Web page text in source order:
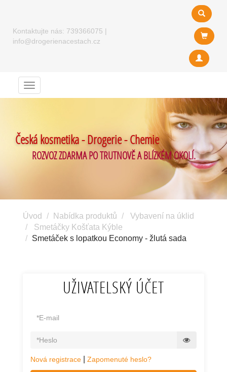
Kontaktujte nás: 739366075 |
info@drogerienacestach.cz
Menu
Česká kosmetika - Drogerie - Chemie
ROZVOZ ZDARMA PO TRUTNOVĚ A BLÍZKÉM OKOLÍ.
Úvod Nabídka produktů
Vybavení na úklid
Smetáčky Košťata Kýble
Smetáček s lopatkou Economy - žlutá sada
UŽIVATELSKÝ ÚČET
Nová registrace Zapomenuté heslo?